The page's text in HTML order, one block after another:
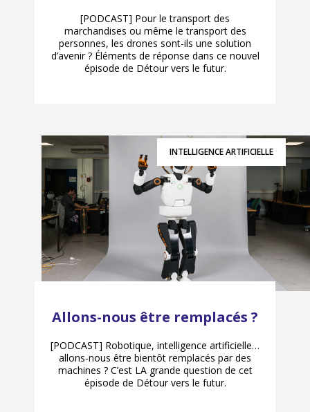
[PODCAST] Pour le transport des
marchandises ou même le transport des
personnes, les drones sont-ils une solution
d’avenir ? Éléments de réponse dans ce nouvel
épisode de Détour vers le futur.
INTELLIGENCE ARTIFICIELLE
Allons-nous être remplacés ?
[PODCAST] Robotique, intelligence artificielle…
allons-nous être bientôt remplacés par des
machines ? C’est LA grande question de cet
épisode de Détour vers le futur.